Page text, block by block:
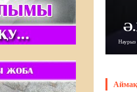
Наурыз
Аймақ